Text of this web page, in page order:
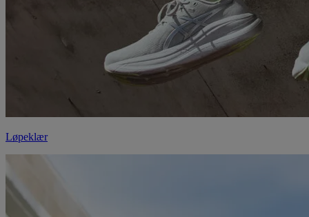
Løpeklær